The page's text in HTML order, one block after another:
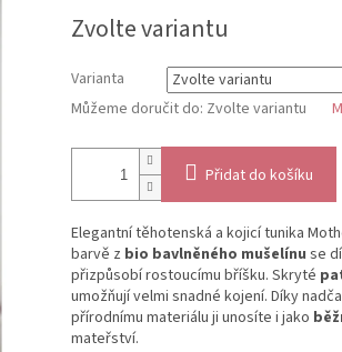
cena:
Zvolte variantu
Varianta
Můžeme doručit do: Zvolte variantu
Přidat do košíku
Elegantní těhotenská a kojicí tunika
barvě z bio bavlněného mušelínu se
přizpůsobí rostoucímu bříšku. Skryté
umožňují velmi snadné kojení. Díky
přírodnímu materiálu ji unosíte i jako
mateřství.